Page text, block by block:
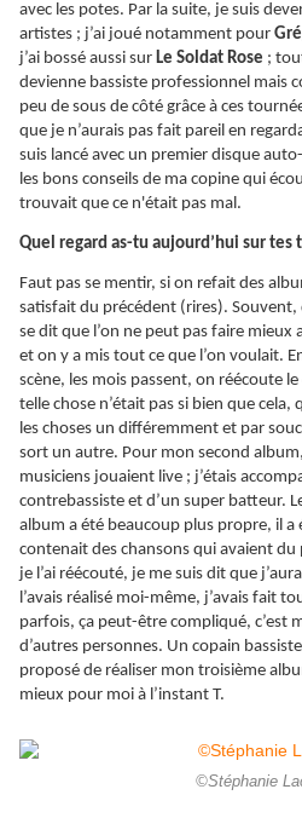
avec les potes. Par la suite, je suis
artistes ; j’ai joué notamment pour
j’ai bossé aussi sur Le Soldat Rose ;
devienne bassiste professionnel mais
peu de sous de côté grâce à ces
que je n’aurais pas fait pareil en
suis lancé avec un premier disque
les bons conseils de ma copine qui
trouvait que ce n'était pas mal.
Quel regard as-tu aujourd’hui sur tes
Faut pas se mentir, si on refait des
satisfait du précédent (rires).
se dit que l’on ne peut pas faire
et on y a mis tout ce que l’on voulait.
scène, les mois passent, on réécoute
telle chose n’était pas si bien que cela,
les choses un différemment et par
sort un autre. Pour mon second
musiciens jouaient live ; j’étais
contrebassiste et d’un super batteur.
album a été beaucoup plus propre, il
contenait des chansons qui avaient
je l’ai réécouté, je me suis dit que
l’avais réalisé moi-même, j’avais fait
parfois, ça peut-être compliqué, c’est
d’autres personnes. Un copain
proposé de réaliser mon troisième
mieux pour moi à l’instant T.
©Stéphanie